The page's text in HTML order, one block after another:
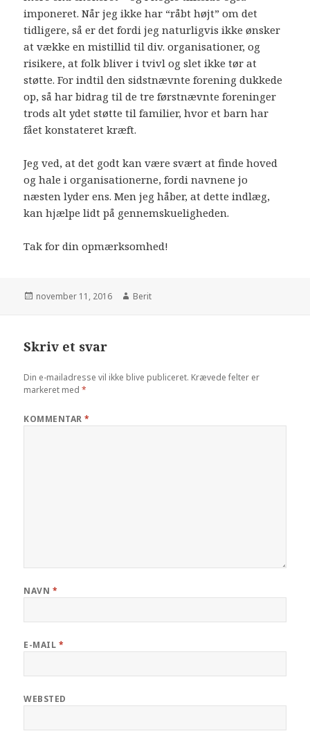
imponeret. Når jeg ikke har “råbt højt” om det
tidligere, så er det fordi jeg naturligvis ikke ønsker
at vække en mistillid til div. organisationer, og
risikere, at folk bliver i tvivl og slet ikke tør at
støtte. For indtil den sidstnævnte forening dukkede
op, så har bidrag til de tre førstnævnte foreninger
trods alt ydet støtte til familier, hvor et barn har
fået konstateret kræft.
Jeg ved, at det godt kan være svært at finde hoved
og hale i organisationerne, fordi navnene jo
næsten lyder ens. Men jeg håber, at dette indlæg,
kan hjælpe lidt på gennemskueligheden.
Tak for din opmærksomhed!
november 11, 2016 Berit
Skriv et svar
Din e-mailadresse vil ikke blive publiceret. Krævede felter er
markeret med*
KOMMENTAR*
NAVN *
E-MAIL *
WEBSTED